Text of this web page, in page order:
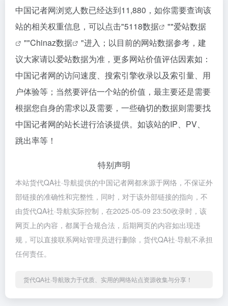
中国记者网浏览人数已经达到11,880，如你需要查询该
站的相关权重信息，可以点击"5118数据 ""爱站数据
""Chinaz数据
"进入；以目前的网站数据参考，建
议大家请以爱站数据为准，更多网站价值评估因素如：
中国记者网的访问速度、搜索引擎收录以及索引量、用
户体验等；当然要评估一个站的价值，最主要还是需要
根据您自身的需求以及需要，一些确切的数据则需要找
中国记者网的站长进行洽谈提供。如该站的IP、PV、
跳出率等！
特别声明
本站货代QA社·导航提供的中国记者网都来源于网络，不保证外
部链接的准确性和完整性，同时，对于该外部链接的指向，不
由货代QA社·导航实际控制，在2025-05-09 23:50收录时，该
网页上的内容，都属于合规合法，后期网页的内容如出现违
规，可以直接联系网站管理员进行删除，货代QA社·导航不承担
任何责任。
货代QA社·导航致力于优质、实用的网络站点资源收集与分享！